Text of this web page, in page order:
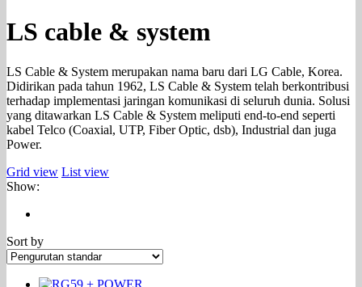
LS cable & system
LS Cable & System merupakan nama baru dari LG Cable, Korea.
Didirikan pada tahun 1962, LS Cable & System telah berkontribusi
terhadap implementasi jaringan komunikasi di seluruh dunia. Solusi
yang ditawarkan LS Cable & System meliputi end-to-end seperti
kabel Telco (Coaxial, UTP, Fiber Optic, dsb), Industrial dan juga
Power.
Grid view List view
Show:
Sort by